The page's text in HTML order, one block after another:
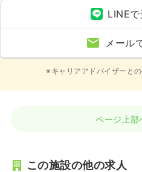
LINE
メール
※キャリアアドバイザーと
ページ上部
この施設の他の求人